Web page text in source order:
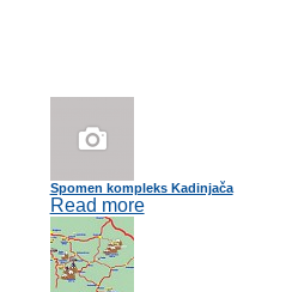
Spomen kompleks Kadinjača
Read more